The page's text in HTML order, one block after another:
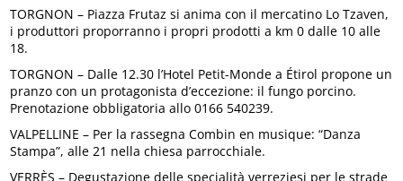
TORGNON – Piazza Frutaz si anima con il mercatino Lo Tzaven,
i produttori proporranno i propri prodotti a km 0 dalle 10 alle
18.
TORGNON – Dalle 12.30 l’Hotel Petit-Monde a Étirol propone un
pranzo con un protagonista d’eccezione: il fungo porcino.
Prenotazione obbligatoria allo 0166 540239.
VALPELLINE – Per la rassegna Combin en musique: “Danza
Stampa”, alle 21 nella chiesa parrocchiale.
VERRÈS – Degustazione delle specialità verreziesi per le strade